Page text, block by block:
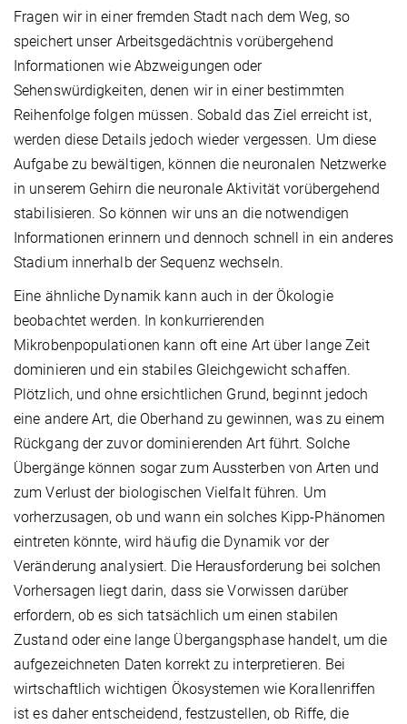
Fragen wir in einer fremden Stadt nach dem Weg, so
speichert unser Arbeitsgedächtnis vorübergehend
Informationen wie Abzweigungen oder
Sehenswürdigkeiten, denen wir in einer bestimmten
Reihenfolge folgen müssen. Sobald das Ziel erreicht ist,
werden diese Details jedoch wieder vergessen. Um diese
Aufgabe zu bewältigen, können die neuronalen Netzwerke
in unserem Gehirn die neuronale Aktivität vorübergehend
stabilisieren. So können wir uns an die notwendigen
Informationen erinnern und dennoch schnell in ein anderes
Stadium innerhalb der Sequenz wechseln.
Eine ähnliche Dynamik kann auch in der Ökologie
beobachtet werden. In konkurrierenden
Mikrobenpopulationen kann oft eine Art über lange Zeit
dominieren und ein stabiles Gleichgewicht schaffen.
Plötzlich, und ohne ersichtlichen Grund, beginnt jedoch
eine andere Art, die Oberhand zu gewinnen, was zu einem
Rückgang der zuvor dominierenden Art führt. Solche
Übergänge können sogar zum Aussterben von Arten und
zum Verlust der biologischen Vielfalt führen. Um
vorherzusagen, ob und wann ein solches Kipp-Phänomen
eintreten könnte, wird häufig die Dynamik vor der
Veränderung analysiert. Die Herausforderung bei solchen
Vorhersagen liegt darin, dass sie Vorwissen darüber
erfordern, ob es sich tatsächlich um einen stabilen
Zustand oder eine lange Übergangsphase handelt, um die
aufgezeichneten Daten korrekt zu interpretieren. Bei
wirtschaftlich wichtigen Ökosystemen wie Korallenriffen
ist es daher entscheidend, festzustellen, ob Riffe, die